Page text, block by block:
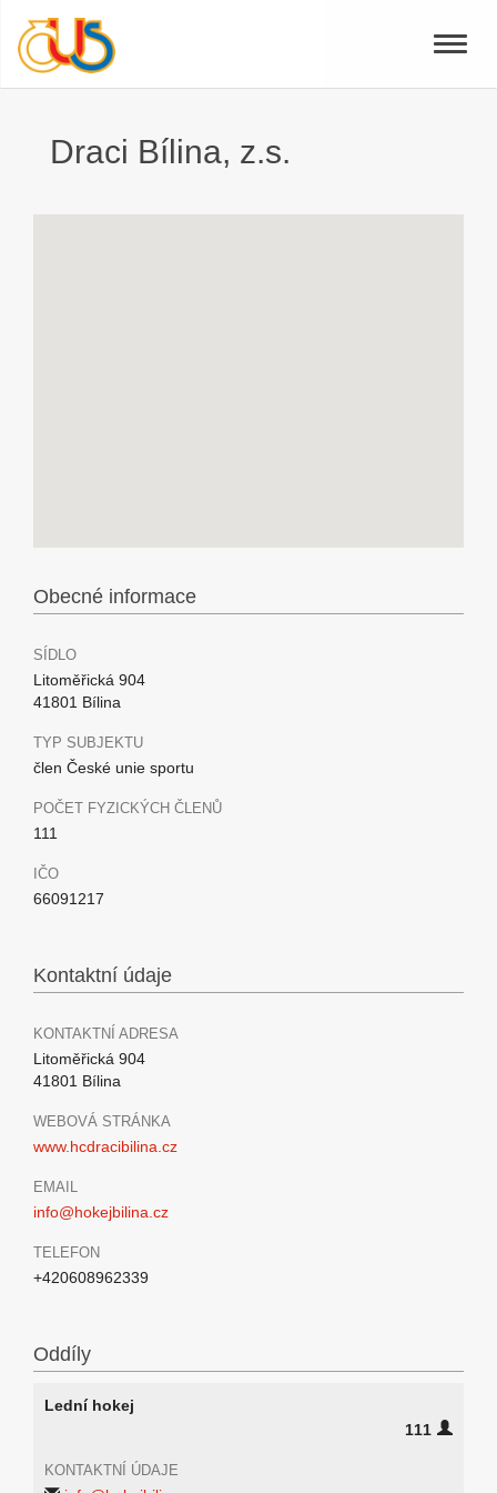
Toggle
Draci Bílina, z.s.
Obecné informace
SÍDLO
Litoměřická 904
41801 Bílina
TYP SUBJEKTU
člen České unie sportu
POČET FYZICKÝCH ČLENŮ
111
IČO
66091217
Kontaktní údaje
KONTAKTNÍ ADRESA
Litoměřická 904
41801 Bílina
WEBOVÁ STRÁNKA
www.hcdracibilina.cz
EMAIL
info@hokejbilina.cz
TELEFON
+420608962339
Oddíly
Lední hokej
111
KONTAKTNÍ ÚDAJE